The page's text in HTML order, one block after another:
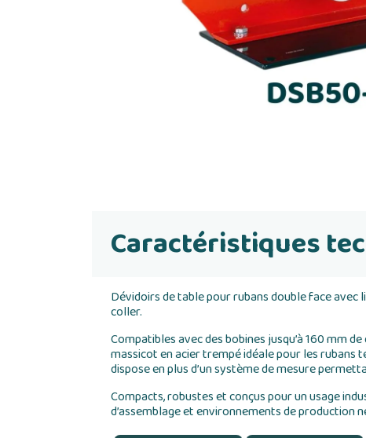
Caractéristiques
Dévidoirs de table pour rubans double face
coller.
Compatibles avec des bobines jusqu’à 160 mm
massicot en acier trempé idéale pour les rubans
dispose en plus d’un système de mesure
Compacts, robustes et conçus pour un usage
d’assemblage et environnements de